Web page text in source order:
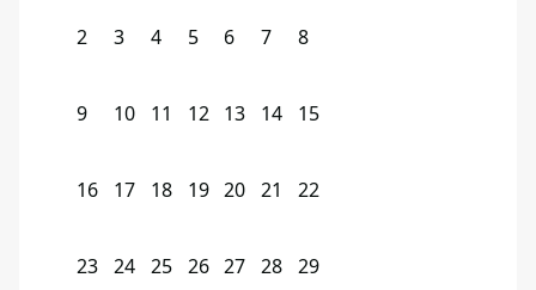
2 3 4 5 6 7 8
9 10 11 12 13 14 15
16 17 18 19 20 21 22
23 24 25 26 27 28 29